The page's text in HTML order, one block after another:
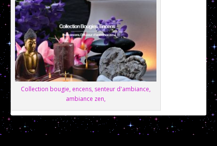
Collection bougie, encens, senteur d'ambiance,
ambiance zen,